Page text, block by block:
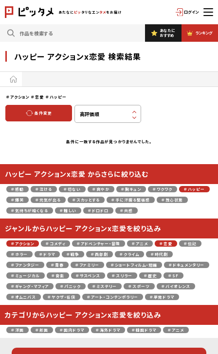
あたなに ピッ タリなエンタメをお届け ログイン
あなたに
おすすめ
ランキング
ハッピー アクションx恋愛 検索結果
＃アクション ＃恋愛 ＃ハッピー
条件変更
条件に一致する作品が見つかりませんでした。
ハッピー アクションx恋愛 からさらに絞り込む
＃感動 ＃泣ける ＃切ない ＃爽やか ＃胸キュン ＃ワクワク
＃ハッピー
＃爆笑
＃元気が出る ＃スカッとする ＃手に汗握る緊張感
＃放心状態
＃気持ちが暗くなる
＃難しい ＃ドロドロ ＃共感
ジャンルからハッピー アクションx恋愛を絞り込み
＃アクション ＃コメディ ＃アドベンチャー・冒険 ＃アニメ ＃恋愛
＃伝記
＃ホラー
＃ドラマ ＃戦争 ＃西部劇 ＃クライム
＃時代劇
＃ファンタジー
＃青春 ＃ファミリー ＃ショートフィルム・短編
＃ドキュメンタリー
＃ミュージカル
＃音楽 ＃サスペンス ＃スリラー ＃歴史
＃SF
＃ギャング・マフィア
＃パニック ＃ミステリー ＃スポーツ
＃バイオレンス
＃オムニバス
＃ヤクザ・任侠 ＃アート・コンテンポラリー ＃単発ドラマ
カテゴリからハッピー アクションx恋愛を絞り込み
＃洋画 ＃邦画 ＃国内ドラマ ＃海外ドラマ ＃韓国ドラマ ＃アニメ